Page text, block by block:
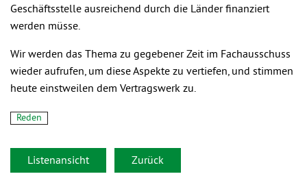
Geschäftsstelle ausreichend durch die Länder finanziert
werden müsse.
Wir werden das Thema zu gegebener Zeit im Fachausschuss
wieder aufrufen, um diese Aspekte zu vertiefen, und stimmen
heute einstweilen dem Vertragswerk zu.
Reden
Listenansicht Zurück